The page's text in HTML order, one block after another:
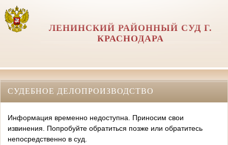
ЛЕНИНСКИЙ РАЙОННЫЙ СУД Г.
КРАСНОДАРА
СУДЕБНОЕ ДЕЛОПРОИЗВОДСТВО
Информация временно недоступна. Приносим свои
извинения. Попробуйте обратиться позже или обратитесь
непосредственно в суд.